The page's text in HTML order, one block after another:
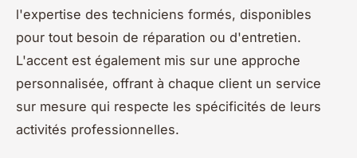
l'expertise des techniciens formés, disponibles
pour tout besoin de réparation ou d'entretien.
L'accent est également mis sur une approche
personnalisée, offrant à chaque client un service
sur mesure qui respecte les spécificités de leurs
activités professionnelles.